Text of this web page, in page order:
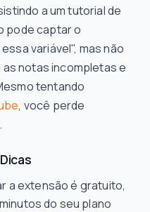
a um tutorial de
pode captar o
variável", mas não
notas incompletas e
tentando
, você perde
a extensão é gratuito,
do seu plano